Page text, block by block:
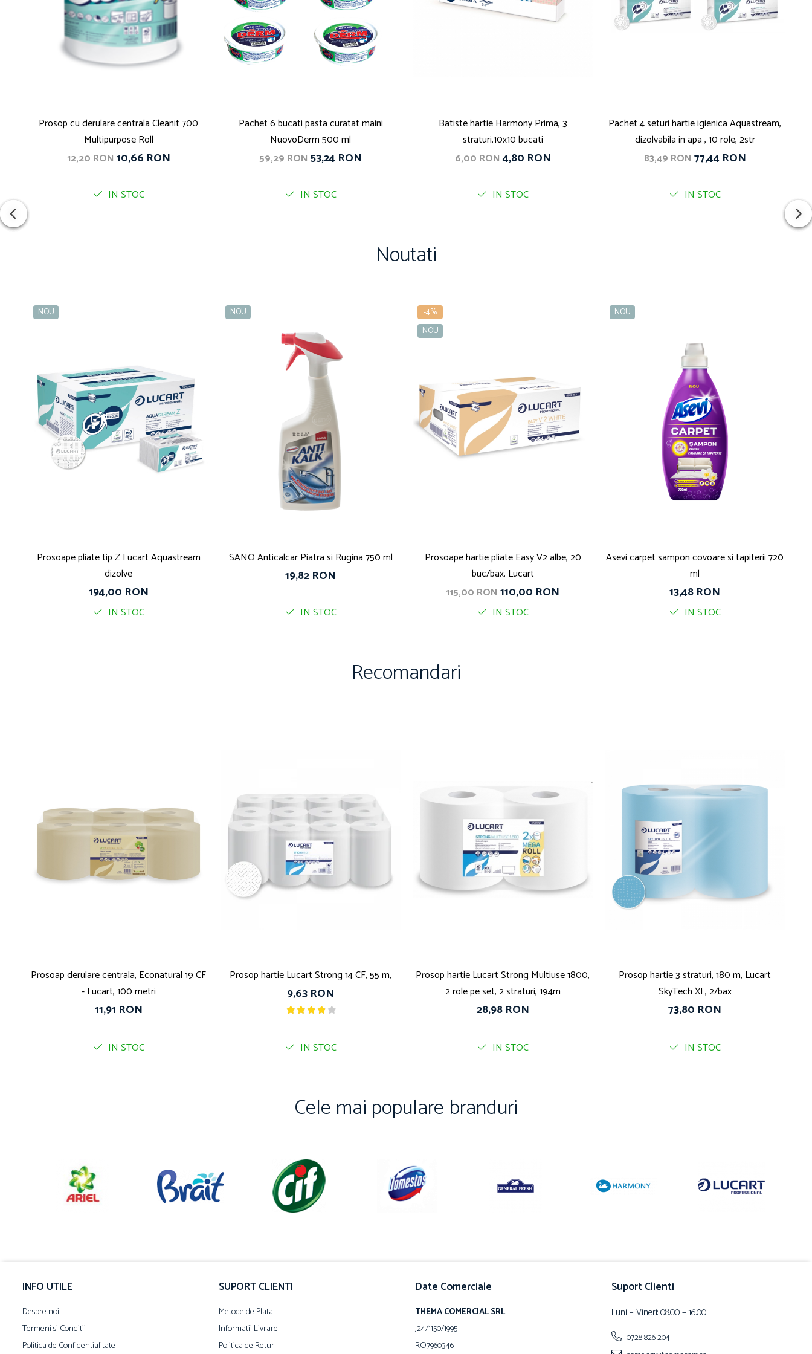
Prosop cu derulare centrala Cleanit 700
Multipurpose Roll
12,20 RON10,66 RON
IN STOC
Pachet 6 bucati pasta curatat maini
NuovoDerm 500 ml
59,29 RON53,24 RON
IN STOC
Batiste hartie Harmony Prima, 3
straturi,10x10 bucati
6,00 RON4,80 RON
IN STOC
Pachet 4 seturi hartie igienica Aquastream,
dizolvabila in apa , 10 role, 2str
83,49 RON77,44 RON
IN STOC
Noutati
NOU
Prosoape pliate tip Z Lucart Aquastream
dizolve
194,00 RON
IN STOC
NOU
SANO Anticalcar Piatra si Rugina 750 ml
19,82 RON
IN STOC
-4%
NOU
Prosoape hartie pliate Easy V2 albe, 20
buc/bax, Lucart
115,00 RON110,00 RON
IN STOC
NOU
Asevi carpet sampon covoare si tapiterii 720
ml
13,48 RON
IN STOC
Recomandari
Prosoap derulare centrala, Econatural 19 CF
- Lucart, 100 metri
11,91 RON
IN STOC
Prosop hartie Lucart Strong 14 CF, 55 m,
9,63 RON
IN STOC
Prosop hartie Lucart Strong Multiuse 1800,
2 role pe set, 2 straturi, 194m
28,98 RON
IN STOC
Prosop hartie 3 straturi, 180 m, Lucart
SkyTech XL, 2/bax
73,80 RON
IN STOC
Cele mai populare branduri
INFO UTILE
Despre noi
Termeni si Conditii
Politica de Confidentialitate
SUPORT CLIENTI
Metode de Plata
Informatii Livrare
Politica de Retur
Date Comerciale
THEMA COMERCIAL SRL
J24/1150/1995
RO7960346
Suport Clienti
Luni – Vineri: 08.00 – 16.00
0728 826 204